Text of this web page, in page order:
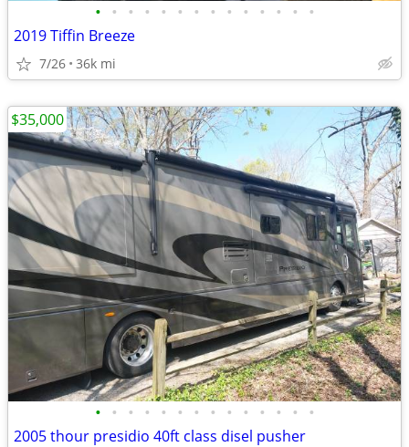
• • • • • • • • • • • • • •
2019 Tiffin Breeze
7/26 36k mi
• • • • • • • • • • • • • •
2005 thour presidio 40ft class disel pusher
$35,000